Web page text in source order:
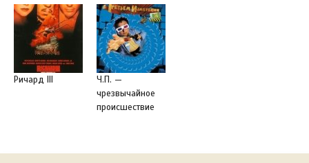
Ричард III
Ч.П. —
чрезвычайное
происшествие